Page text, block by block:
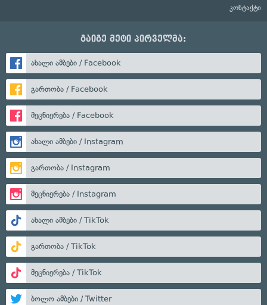
კონტაქტი
გაიგე მეტი პირველმა:
ახალი ამბები / Facebook
გართობა / Facebook
მეცნიერება / Facebook
ახალი ამბები / Instagram
გართობა / Instagram
მეცნიერება / Instagram
ახალი ამბები / TikTok
გართობა / TikTok
მეცნიერება / TikTok
ბოლო ამბები / Twitter